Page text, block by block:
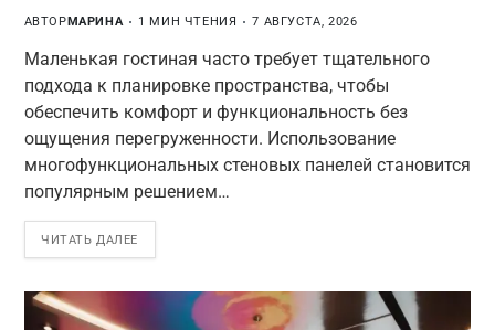
АВТОР МАРИНА 1 МИН ЧТЕНИЯ 7 АВГУСТА, 2026
Маленькая гостиная часто требует тщательного
подхода к планировке пространства, чтобы
обеспечить комфорт и функциональность без
ощущения перегруженности. Использование
многофункциональных стеновых панелей становится
популярным решением…
ЧИТАТЬ ДАЛЕЕ